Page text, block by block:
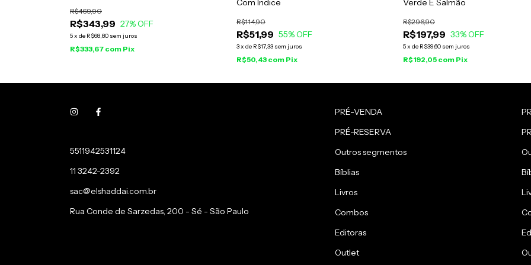
R$343,99
R$469,90
27% OFF
5x de R$68,80 sem juros
R$333,67 com Pix
Com Índice
R$51,99
R$114,90
55% OFF
3x de R$17,33 sem juros
R$50,43 com Pix
Verde E Salmão
R$197,99
R$296,90
33% OFF
5x de R$39,60 sem juros
R$192,05 com Pix
5511942531124
11 3242-2392
sac@elshaddai.com.br
Rua Conde de Sarzedas, 200 - Sé - São Paulo
PRÉ-VENDA
PRÉ-RESERVA
Outros segmentos
Bíblias
Livros
Combos
Editoras
Outlet